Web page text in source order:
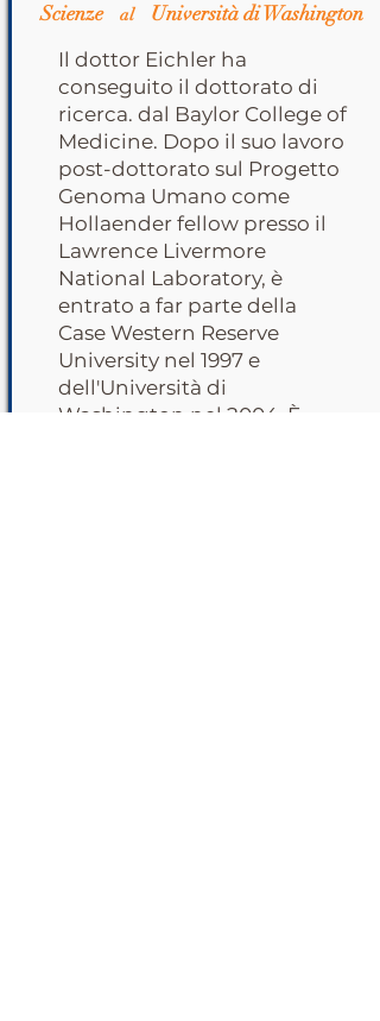
Scienze al Università di Washington
Il dottor Eichler ha
conseguito il dottorato di
ricerca. dal Baylor College of
Medicine. Dopo il suo lavoro
post-dottorato sul Progetto
Genoma Umano come
Hollaender fellow presso il
Lawrence Livermore
National Laboratory, è
entrato a far parte della
Case Western Reserve
University nel 1997 e
dell'Università di
Washington nel 2004. È